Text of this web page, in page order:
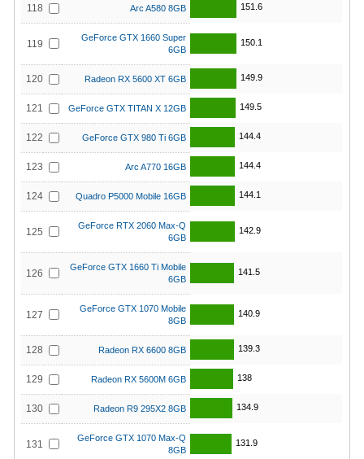
118 Arc A580 8GB 151.6
119
GeForce GTX 1660 Super
6GB
150.1
120 Radeon RX 5600 XT 6GB 149.9
121 GeForce GTX TITAN X 12GB 149.5
122 GeForce GTX 980 Ti 6GB 144.4
123 Arc A770 16GB 144.4
124 Quadro P5000 Mobile 16GB 144.1
125
GeForce RTX 2060 Max-Q
6GB
142.9
126
GeForce GTX 1660 Ti Mobile
6GB
141.5
127
GeForce GTX 1070 Mobile
8GB
140.9
128 Radeon RX 6600 8GB 139.3
129 Radeon RX 5600M 6GB 138
130 Radeon R9 295X2 8GB 134.9
131
GeForce GTX 1070 Max-Q
8GB
131.9